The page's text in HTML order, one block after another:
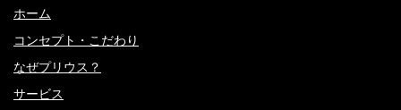
ホーム
コンセプト・こだわり
なぜプリウス？
サービス